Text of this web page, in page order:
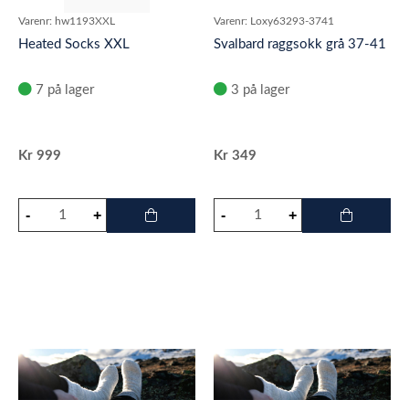
Varenr: hw1193XXL
Heated Socks XXL
7 på lager
Kr 999
Varenr: Loxy63293-3741
Svalbard raggsokk grå 37-41
3 på lager
Kr 349